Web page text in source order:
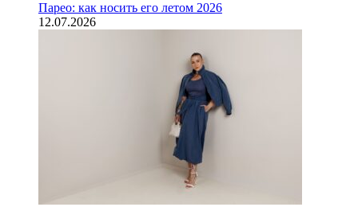
Парео: как носить его летом 2026
12.07.2026